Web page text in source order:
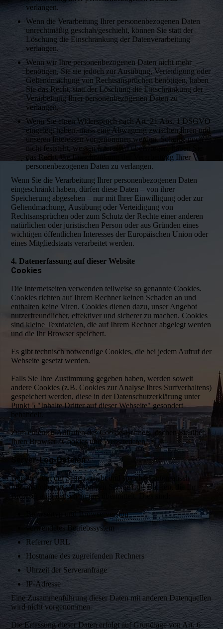
verlangen.
Wenn die Verarbeitung Ihrer personenbezogenen Daten
unrechtmäßig geschah/geschieht, können Sie statt der
Löschung die Einschränkung der Datenverarbeitung
verlangen.
Wenn wir Ihre personenbezogenen Daten nicht mehr
benötigen, Sie sie jedoch zur Ausübung, Verteidigung oder
Geltendmachung von Rechtsansprüchen benötigen, haben
Sie das Recht, statt der Löschung die Einschränkung der
Verarbeitung Ihrer personenbezogenen Daten zu
verlangen.
Wenn Sie einen Widerspruch nach Art. 21 Abs. 1 DSGVO
eingelegt haben, muss eine Abwägung zwischen Ihren und
unseren Interessen vorgenommen werden. Solange noch
nicht feststeht, wessen Interessen überwiegen, haben Sie
das Recht, die Einschränkung der Verarbeitung Ihrer
personenbezogenen Daten zu verlangen.
Wenn Sie die Verarbeitung Ihrer personenbezogenen Daten
eingeschränkt haben, dürfen diese Daten – von ihrer
Speicherung abgesehen – nur mit Ihrer Einwilligung oder zur
Geltendmachung, Ausübung oder Verteidigung von
Rechtsansprüchen oder zum Schutz der Rechte einer anderen
natürlichen oder juristischen Person oder aus Gründen eines
wichtigen öffentlichen Interesses der Europäischen Union oder
eines Mitgliedstaats verarbeitet werden.
4. Datenerfassung auf dieser Website
Cookies
Die Internetseiten verwenden teilweise so genannte Cookies.
Cookies richten auf Ihrem Rechner keinen Schaden an und
enthalten keine Viren. Cookies dienen dazu, unser Angebot
nutzerfreundlicher, effektiver und sicherer zu machen. Cookies
sind kleine Textdateien, die auf Ihrem Rechner abgelegt werden
und die Ihr Browser speichert.
Es gibt technisch notwendige Cookies, die bei jedem Aufruf der
Webseite gesetzt werden.
Falls Sie Ihre Zustimmung gegeben haben, werden soweit
andere Cookies (z.B. Cookies zur Analyse Ihres Surfverhaltens)
gespeichert werden, diese in der Datenschutzerklärung unter
Punkt 5 "Inhalte Dritter auf dieser Webseite" gesondert
behandelt.
Zum erneuten Aufrufen des Cookie-Banners löschen Sie über
Ihren Browser "Cookies und Websitedaten".
Server-Log-Dateien
Der Provider der Seiten erhebt und speichert automatisch
Informationen in so genannten Server-Log-Dateien, die Ihr
Browser automatisch an uns übermittelt. Dies sind:
Browsertyp und Browserversion
verwendetes Betriebssystem
Referrer URL
Hostname des zugreifenden Rechners
Uhrzeit der Serveranfrage
IP-Adresse
Eine Zusammenführung dieser Daten mit anderen Datenquellen
wird nicht vorgenommen.
Die Erfassung dieser Daten erfolgt auf Grundlage von Art. 6